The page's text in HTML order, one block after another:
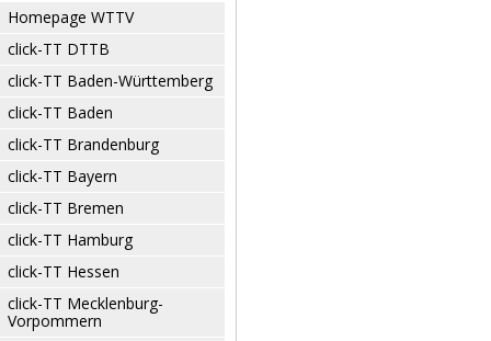
Homepage WTTV
click-TT DTTB
click-TT Baden-Württemberg
click-TT Baden
click-TT Brandenburg
click-TT Bayern
click-TT Bremen
click-TT Hamburg
click-TT Hessen
click-TT Mecklenburg-
Vorpommern